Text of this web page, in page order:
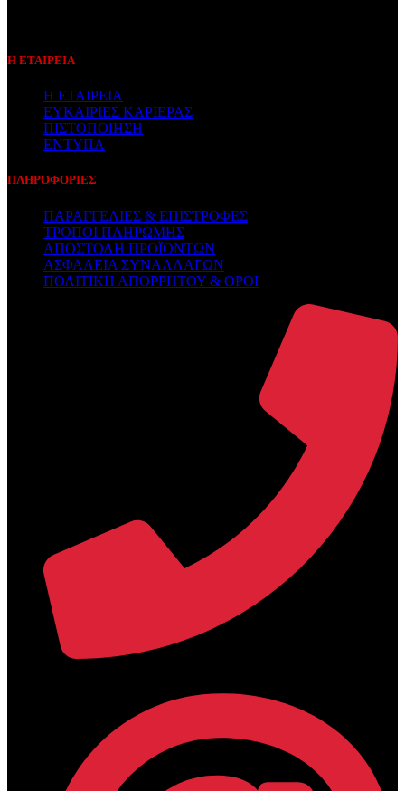
Η ΕΤΑΙΡΕΙΑ
Η ΕΤΑΙΡΕΙΑ
ΕΥΚΑΙΡΙΕΣ ΚΑΡΙΕΡΑΣ
ΠΙΣΤΟΠΟΙΗΣΗ
ΕΝΤΥΠΑ
ΠΛΗΡΟΦΟΡΙΕΣ
ΠΑΡΑΓΓΕΛΙΕΣ & ΕΠΙΣΤΡΟΦΕΣ
ΤΡΟΠΟΙ ΠΛΗΡΩΜΗΣ
ΑΠΟΣΤΟΛΗ ΠΡΟΪΟΝΤΩΝ
ΑΣΦΑΛΕΙΑ ΣΥΝΑΛΛΑΓΩΝ
ΠΟΛΙΤΙΚΗ ΑΠΟΡΡΗΤΟΥ & ΟΡΟΙ